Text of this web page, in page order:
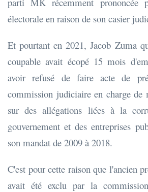
électorale en raison de son casier
Et pourtant en 2021, Jacob Zuma
coupable avait écopé 15 mois
avoir refusé de faire acte de
commission judiciaire en charge de
sur des allégations liées à la
gouvernement et des entreprises
son mandat de 2009 à 2018.
C'est pour cette raison que l'ancien
avait été exclu par la